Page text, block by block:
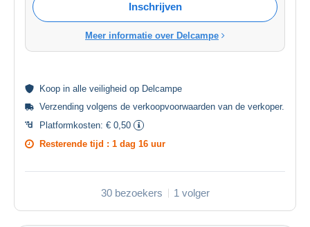
Inschrijven
Meer informatie over Delcampe
Koop in alle veiligheid op Delcampe
Verzending volgens de verkoopvoorwaarden van de verkoper.
Platformkosten: € 0,50
Resterende tijd : 1 dag 16 uur
30 bezoekers 1 volger